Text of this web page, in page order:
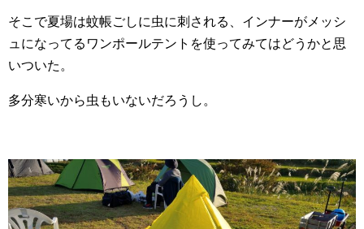
そこで夏場は蚊帳ごしに虫に刺される、インナーがメッシ
ュになってるワンポールテントを使ってみてはどうかと思
いついた。
多分寒いから虫もいないだろうし。